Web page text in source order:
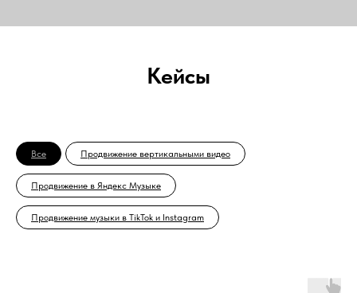
Кейсы
Все Продвижение вертикальными видео
Продвижение в Яндекс Музыке
Продвижение музыки в TikTok и Instagram